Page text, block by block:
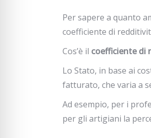
Per sapere a quanto
coefficiente di
Cos’è il coefficiente di
Lo Stato, in base ai
fatturato, che varia a
Ad esempio, per i
per gli artigiani la